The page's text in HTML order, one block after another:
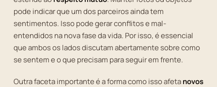
pode indicar que um dos parceiros ainda tem
sentimentos. Isso pode gerar conflitos e mal-
entendidos na nova fase da vida. Por isso, é essencial
que ambos os lados discutam abertamente sobre como
se sentem e o que precisam para seguir em frente.
Outra faceta importante é a forma como isso afetanovos